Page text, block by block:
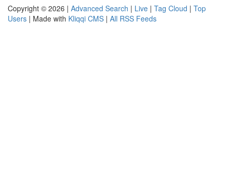
Copyright © 2026 | Advanced Search | Live | Tag Cloud | Top
Users | Made with Kliqqi CMS | All RSS Feeds